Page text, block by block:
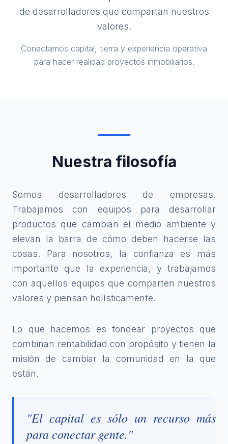
de desarrolladores que compartan nuestros
valores.
Conectamos capital, tierra y experiencia operativa
para hacer realidad proyectos inmobiliarios.
Nuestra filosofía
Somos desarrolladores de empresas.
Trabajamos con equipos para desarrollar
productos que cambian el medio ambiente y
elevan la barra de cómo deben hacerse las
cosas. Para nosotros, la confianza es más
importante que la experiencia, y trabajamos
con aquellos equipos que comparten nuestros
valores y piensan holísticamente.
Lo que hacemos es fondear proyectos que
combinan rentabilidad con propósito y tienen la
misión de cambiar la comunidad en la que
están.
"El capital es sólo un recurso más
para conectar gente."